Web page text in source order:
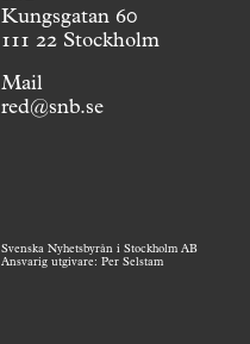
Kungsgatan 60
111 22 Stockholm
Mail
red@snb.se
Svenska Nyhetsbyrån i Stockholm AB
Ansvarig utgivare: Per Selstam